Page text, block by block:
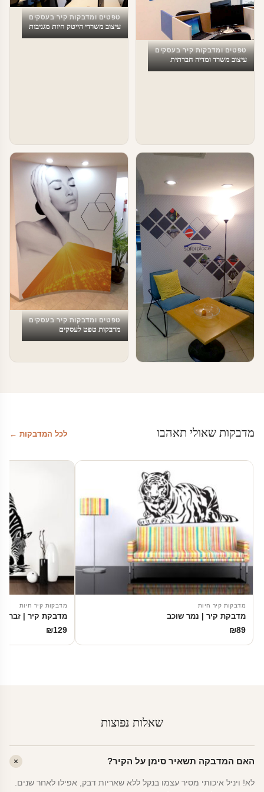
טפטים ומדבקות קיר בעסקים
עיצוב משרד ומדיה חברתית
טפטים ומדבקות קיר בעסקים
עיצוב משרדי הייטק חיות מגניבות
טפטים ומדבקות קיר בעסקים
מדבקות טפט לעסקים
מדבקות שאולי תאהבו לכל המדבקות ←
מדבקות קיר חיות
מדבקת קיר | נמר שוכב
₪89
מדבקות קיר חיות
מדבקת קיר |
₪129
שאלות נפוצות
האם המדבקה תשאיר סימן על הקיר?
לא! ויניל איכותי מסיר עצמו בנקל ללא שאריות דבק, אפילו לאחר שנים.